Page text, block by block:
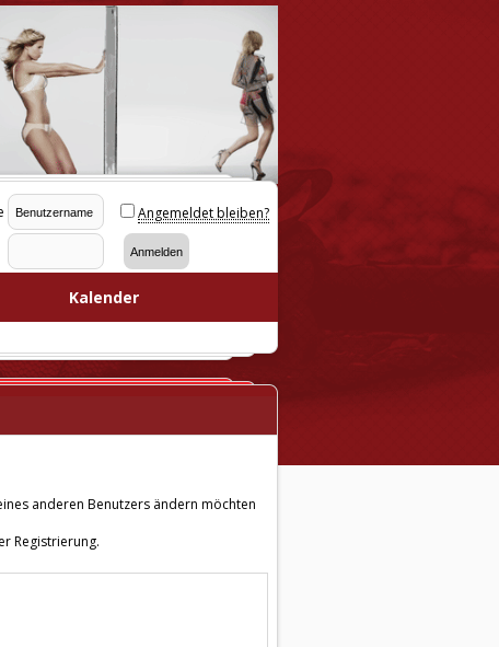
Angemeldet bleiben?
Kalender
anderen Benutzers ändern möchten
Registrierung.